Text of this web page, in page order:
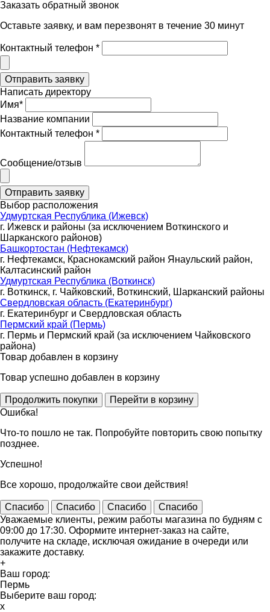
Заказать обратный звонок
Оставьте заявку, и вам перезвонят в течение 30 минут
Контактный телефон *
Написать директору
Имя*
Название компании
Контактный телефон *
Сообщение/отзыв
Выбор расположения
Удмуртская Республика (Ижевск)
г. Ижевск и районы (за исключением Воткинского и
Шарканского районов)
Башкортостан (Нефтекамск)
г. Нефтекамск, Краснокамский район Янаульский район,
Калтасинский район
Удмуртская Республика (Воткинск)
г. Воткинск, г. Чайковский, Воткинский, Шарканский районы
Свердловская область (Екатеринбург)
г. Екатеринбург и Свердловская область
Пермский край (Пермь)
г. Пермь и Пермский край (за исключением Чайковского
района)
Товар добавлен в корзину
Товар успешно добавлен в корзину
Ошибка!
Что-то пошло не так. Попробуйте повторить свою попытку
позднее.
Успешно!
Все хорошо, продолжайте свои действия!
Спасибо Спасибо Спасибо
Спасибо
Уважаемые клиенты, режим работы магазина по будням с
09:00 до 17:30. Оформите интернет-заказ на сайте,
получите на складе, исключая ожидание в очереди или
закажите доставку.
+
Ваш город:
Пермь
Выберите ваш город:
x